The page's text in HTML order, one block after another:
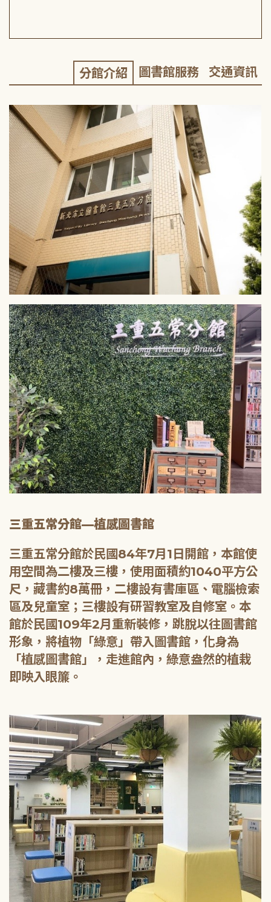
分館介紹 圖書館服務 交通資訊
三重五常分館—植感圖書館
三重五常分館於民國84年7月1日開館，本館使
用空間為二樓及三樓，使用面積約1040平方公
尺，藏書約8萬冊，二樓設有書庫區、電腦檢索
區及兒童室；三樓設有研習教室及自修室。本
館於民國109年2月重新裝修，跳脫以往圖書館
形象，將植物「綠意」帶入圖書館，化身為
「植感圖書館」，走進館內，綠意盎然的植栽
即映入眼簾。